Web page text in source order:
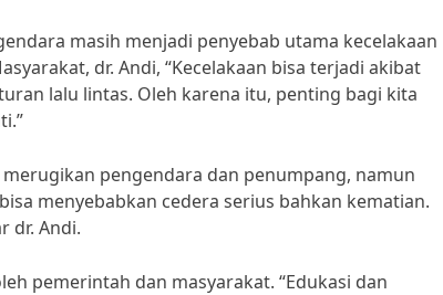
masih menjadi penyebab utama kecelakaan
dr. Andi, “Kecelakaan bisa terjadi akibat
lalu lintas. Oleh karena itu, penting bagi kita
pengendara dan penumpang, namun
menyebabkan cedera serius bahkan kematian.
dr. Andi.
pemerintah dan masyarakat. “Edukasi dan